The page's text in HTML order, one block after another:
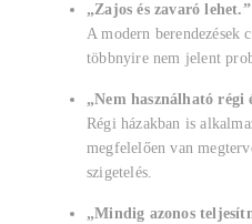
„Zajos és zavaró lehet.”
A modern berendezések
többnyire nem jelent
„Nem használható régi
Régi házakban is
megfelelően van
szigetelés.
„Mindig azonos